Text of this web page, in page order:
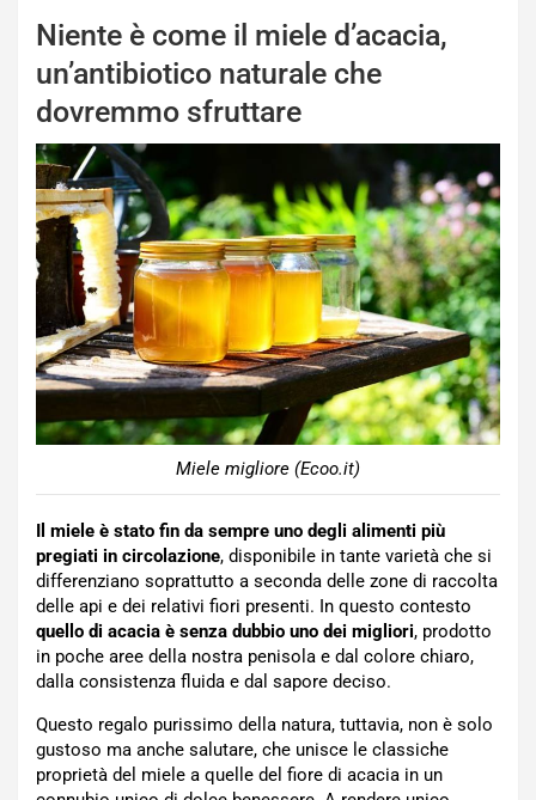
Niente è come il miele d’acacia,
un’antibiotico naturale che
dovremmo sfruttare
Miele migliore (Ecoo.it)
Il miele è stato fin da sempre uno degli alimenti più
pregiati in circolazione, disponibile in tante varietà che si
differenziano soprattutto a seconda delle zone di raccolta
delle api e dei relativi fiori presenti. In questo contesto
quello di acacia è senza dubbio uno dei migliori, prodotto
in poche aree della nostra penisola e dal colore chiaro,
dalla consistenza fluida e dal sapore deciso.
Questo regalo purissimo della natura, tuttavia, non è solo
gustoso ma anche salutare, che unisce le classiche
proprietà del miele a quelle del fiore di acacia in un